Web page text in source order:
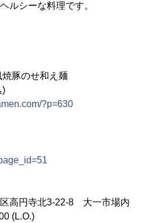
ルシーな料理です。
豚のせ和え麺
)
?p=630
高円寺北3-22-8 大一市場内
(L.O.)